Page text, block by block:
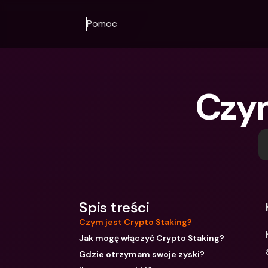
Pomoc
Spis treści
Czym jest Crypto Staking?
Jak mogę włączyć Crypto Staking?
Gdzie otrzymam swoje zyski?